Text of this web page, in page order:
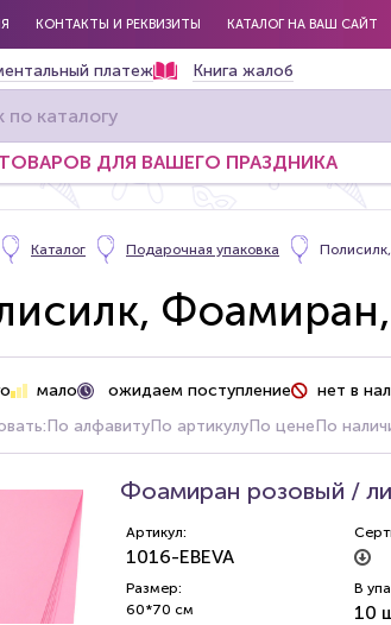
КОНТАКТЫ И РЕКВИЗИТЫ КАТАЛОГ НА ВАШ САЙТ
платеж Книга жалоб
ДЛЯ ВАШЕГО ПРАЗДНИКА
Каталог Подарочная упаковка
мало ожидаем поступление нет в
По алфавитуПо артикулуПо ценеПо
Фоамиран розовый /
Артикул:
1016-EBEVA
Размер:
60*70 см
В
10